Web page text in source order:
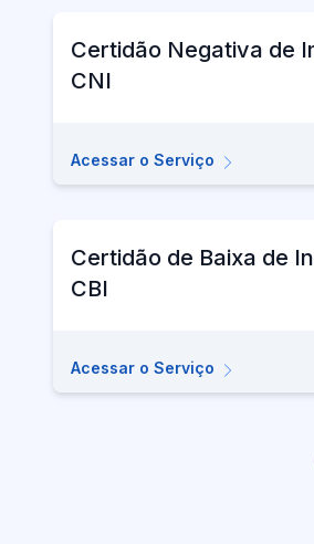
Certidão Negativa de
CNI
Acessar o Serviço
Certidão de Baixa de
CBI
Acessar o Serviço